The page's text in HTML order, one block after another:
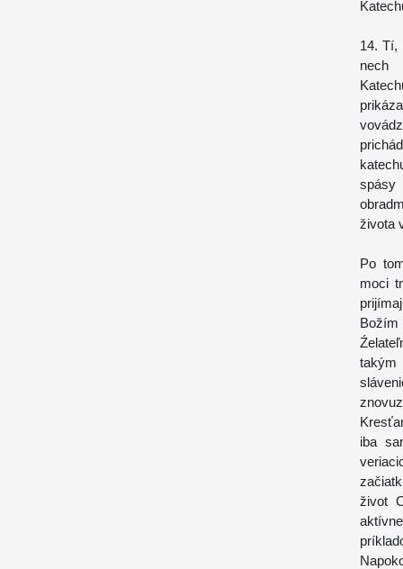
14. Tí,
nech
spásy
života
Po
moci
Božím
takým
iba
život